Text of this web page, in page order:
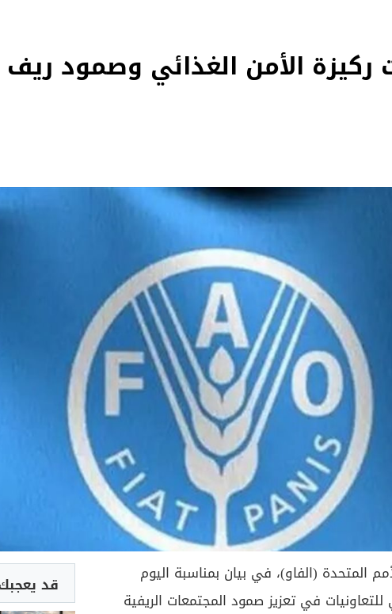
ركيزة الأمن الغذائي وصمود
المتحدة (الفاو)، في بيان بمناسبة اليوم
للتعاونيات في تعزيز صمود المجتمعات الريفية
قد